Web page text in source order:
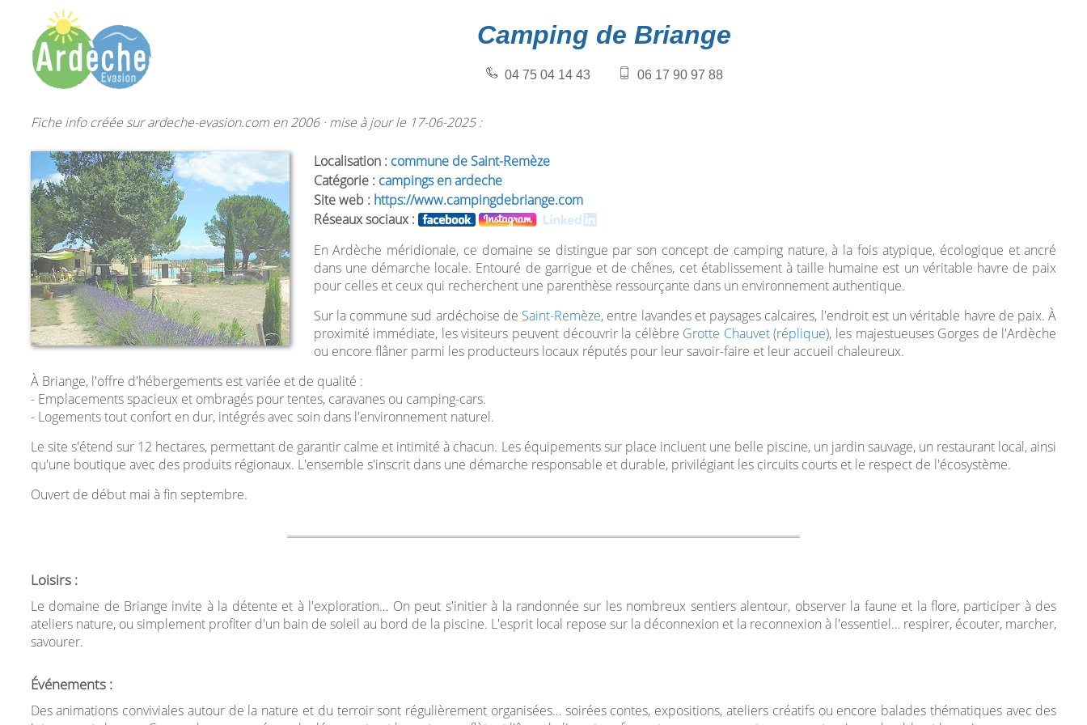
Camping de Briange
04 75 04 14 43 06 17 90 97 88
Fiche info créée sur ardeche-evasion.com en 2006 · mise à jour le 17-06-2025 :
Localisation : commune de Saint-Remèze
Catégorie : campings en ardeche
Site web : https://www.campingdebriange.com
Réseaux sociaux :
En Ardèche méridionale, ce domaine se distingue par son concept de camping nature, à la fois atypique, écologique et ancré
dans une démarche locale. Entouré de garrigue et de chênes, cet établissement à taille humaine est un véritable havre de paix
pour celles et ceux qui recherchent une parenthèse ressourçante dans un environnement authentique.
Sur la commune sud ardéchoise de Saint-Remèze, entre lavandes et paysages calcaires, l'endroit est un véritable havre de paix. À
proximité immédiate, les visiteurs peuvent découvrir la célèbre Grotte Chauvet (réplique), les majestueuses Gorges de l'Ardèche
ou encore flâner parmi les producteurs locaux réputés pour leur savoir-faire et leur accueil chaleureux.
À Briange, l'offre d'hébergements est variée et de qualité :
- Emplacements spacieux et ombragés pour tentes, caravanes ou camping-cars.
- Logements tout confort en dur, intégrés avec soin dans l'environnement naturel.
Le site s'étend sur 12 hectares, permettant de garantir calme et intimité à chacun. Les équipements sur place incluent une belle piscine, un jardin sauvage, un restaurant local, ainsi
qu'une boutique avec des produits régionaux. L'ensemble s'inscrit dans une démarche responsable et durable, privilégiant les circuits courts et le respect de l'écosystème.
Ouvert de début mai à fin septembre.
Loisirs :
Le domaine de Briange invite à la détente et à l'exploration… On peut s'initier à la randonnée sur les nombreux sentiers alentour, observer la faune et la flore, participer à des
ateliers nature, ou simplement profiter d'un bain de soleil au bord de la piscine. L'esprit local repose sur la déconnexion et la reconnexion à l'essentiel… respirer, écouter, marcher,
savourer.
Événements :
Des animations conviviales autour de la nature et du terroir sont régulièrement organisées… soirées contes, expositions, ateliers créatifs ou encore balades thématiques avec des